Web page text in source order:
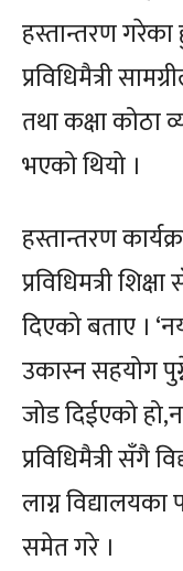
हस्तान्तरण गरेका
प्रविधिमैत्री
तथा कक्षा कोठा
भएको थियो ।
हस्तान्तरण
प्रविधिमत्री
दिएको बताए ।
उकास्न सहयोग
जोड दिईएको
प्रविधिमैत्री सँगै
लाग्न
समेत गरे ।